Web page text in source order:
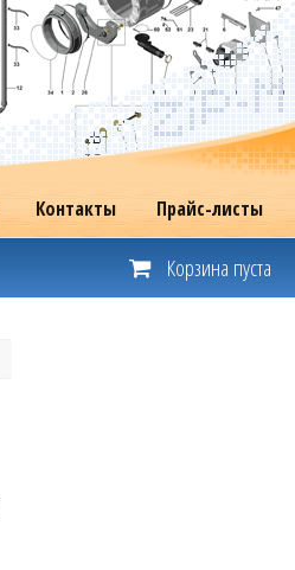
Контакты Прайс-листы
Корзина пуста